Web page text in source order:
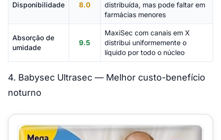
Disponibilidade 8.0
distribuída, mas pode faltar em
farmácias menores
Absorção de
umidade
9.5
MaxiSec com canais em X
distribui uniformemente o
líquido por todo o núcleo
4. Babysec Ultrasec — Melhor custo-benefício
noturno